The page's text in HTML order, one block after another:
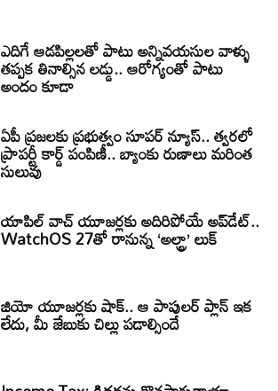
ఎదిగే ఆడపిల్లలతో పాటు అన్నివయసుల వాళ్ళు
తప్పక తినాల్సిన లడ్డు.. ఆరోగ్యంతో పాటు
అందం కూడా
ఏపీ ప్రజలకు ప్రభుత్వం సూపర్ న్యూస్.. త్వరలో
ప్రాపర్టీ కార్డ్ పంపిణీ.. బ్యాంకు రుణాలు మరింత
సులువు
యాపిల్ వాచ్ యూజర్లకు అదిరిపోయే అప్‌డేట్..
WatchOS 27తో రానున్న ‘అల్ట్రా’ లుక్
జియో యూజర్లకు షాక్.. ఆ పాపులర్ ప్లాన్ ఇక
లేదు, మీ జేబుకు చిల్లు పడాల్సిందే